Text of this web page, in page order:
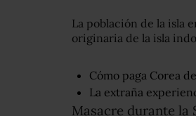
La población de la isla
originaria de la isla
Cómo paga Corea
La extraña
Masacre durante la